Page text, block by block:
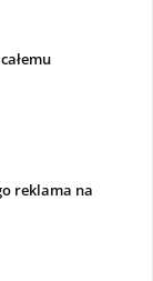
reklama na